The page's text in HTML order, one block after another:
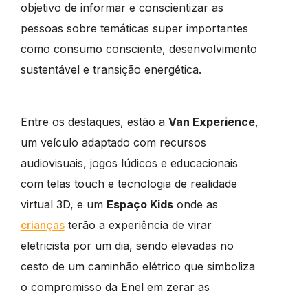
objetivo de informar e conscientizar as
pessoas sobre temáticas super importantes
como consumo consciente, desenvolvimento
sustentável e transição energética.
Entre os destaques, estão a Van Experience,
um veículo adaptado com recursos
audiovisuais, jogos lúdicos e educacionais
com telas touch e tecnologia de realidade
virtual 3D, e um Espaço Kidsonde as
criançasterão a experiência de virar
eletricista por um dia, sendo elevadas no
cesto de um caminhão elétrico que simboliza
o compromisso da Enel em zerar as